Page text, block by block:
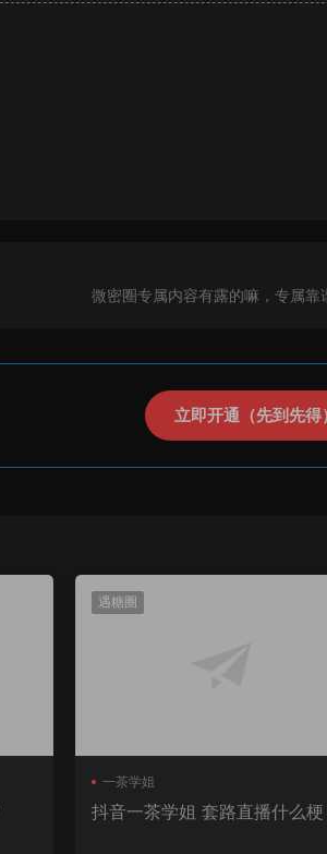
微密圈专属内容有露的嘛，专属靠
立即开通（先到先得
遇糖圈
一茶学姐
抖音一茶学姐 套路直播什么